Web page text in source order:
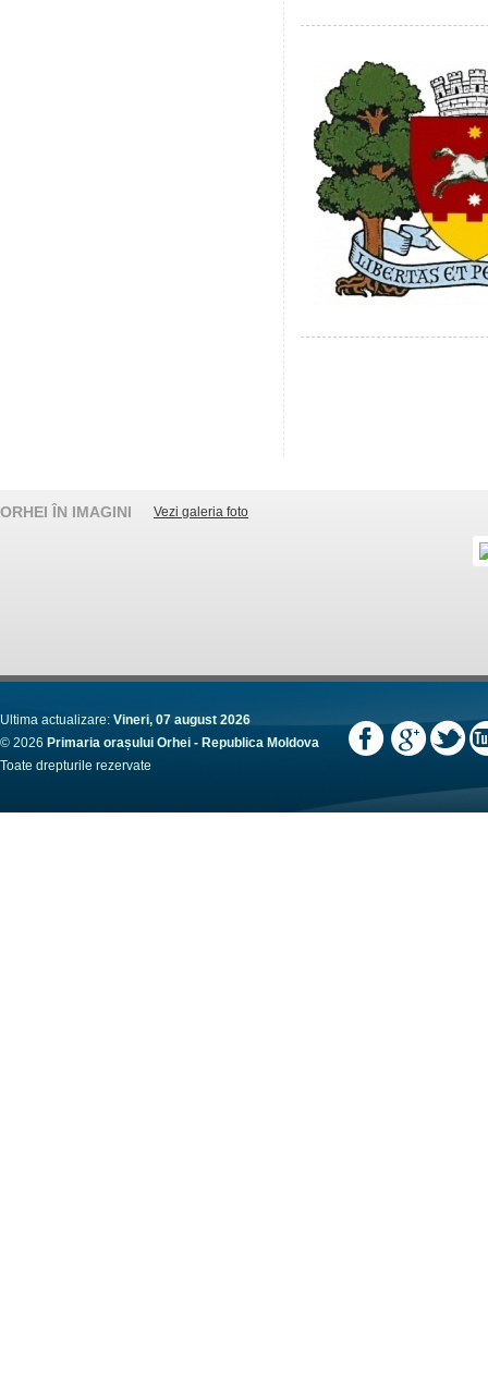
ORHEI ÎN IMAGINI Vezi galeria foto
Ultima actualizare: Vineri, 07 august 2026
© 2026 Primaria orașului Orhei - Republica Moldova
Toate drepturile rezervate